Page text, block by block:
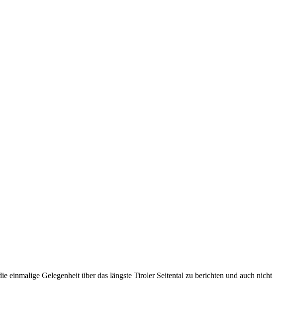
Gelegenheit über das längste Tiroler Seitental zu berichten und auch nicht